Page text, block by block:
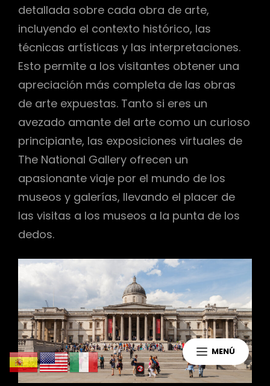
MENÚ
detallada sobre cada obra de arte,
incluyendo el contexto histórico, las
técnicas artísticas y las interpretaciones.
Esto permite a los visitantes obtener una
apreciación más completa de las obras
de arte expuestas. Tanto si eres un
avezado amante del arte como un curioso
principiante, las exposiciones virtuales de
The National Gallery ofrecen un
apasionante viaje por el mundo de los
museos y galerías, llevando el placer de
las visitas a los museos a la punta de los
dedos.